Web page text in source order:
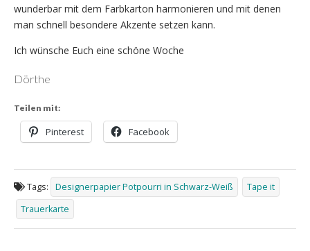
wunderbar mit dem Farbkarton harmonieren und mit denen
man schnell besondere Akzente setzen kann.
Ich wünsche Euch eine schöne Woche
Dörthe
Teilen mit:
Pinterest Facebook
Tags: Designerpapier Potpourri in Schwarz-Weiß
Tape it
Trauerkarte